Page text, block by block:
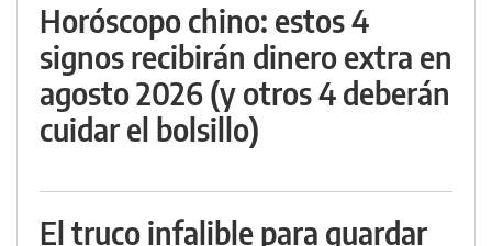
Horóscopo chino: estos 4
signos recibirán dinero extra en
agosto 2026 (y otros 4 deberán
cuidar el bolsillo)
El truco infalible para guardar